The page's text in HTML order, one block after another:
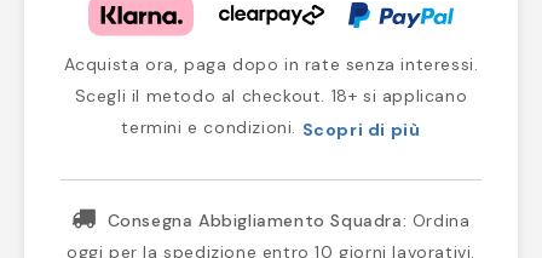
Acquista ora, paga dopo in rate senza interessi.
Scegli il metodo al checkout. 18+ si applicano
termini e condizioni. Scopri di più
Consegna Abbigliamento Squadra: Ordina
oggi per la spedizione entro 10 giorni lavorativi.